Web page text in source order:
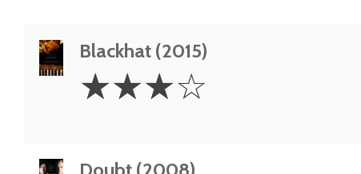
Blackhat (2015)
Stars
☆☆☆☆